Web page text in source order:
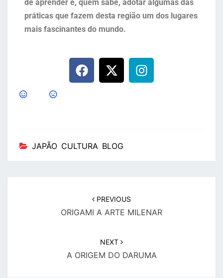
de aprender e, quem sabe, adotar algumas das
práticas que fazem desta região um dos lugares
mais fascinantes do mundo.
JAPÃO CULTURA BLOG
PREVIOUS
ORIGAMI A ARTE MILENAR
NEXT
A ORIGEM DO DARUMA